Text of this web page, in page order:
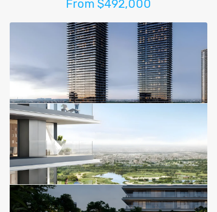
From $492,000